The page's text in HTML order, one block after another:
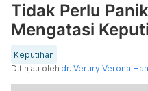
Tidak Perlu
Mengatasi
Keputihan
Ditinjau oleh dr. Verury Verona